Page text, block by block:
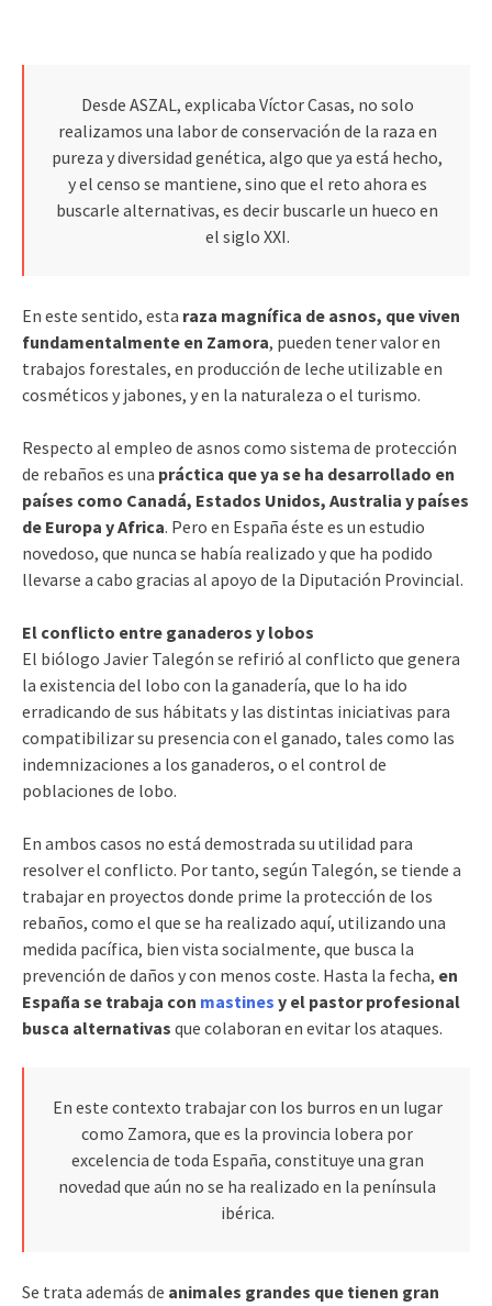
Desde ASZAL, explicaba Víctor Casas, no solo
realizamos una labor de conservación de la raza en
pureza y diversidad genética, algo que ya está hecho,
y el censo se mantiene, sino que el reto ahora es
buscarle alternativas, es decir buscarle un hueco en
el siglo XXI.
En este sentido, esta raza magnífica de asnos, que viven
fundamentalmente en Zamora, pueden tener valor en
trabajos forestales, en producción de leche utilizable en
cosméticos y jabones, y en la naturaleza o el turismo.
Respecto al empleo de asnos como sistema de protección
de rebaños es una práctica que ya se ha desarrollado en
países como Canadá, Estados Unidos, Australia y países
de Europa y Africa. Pero en España éste es un estudio
novedoso, que nunca se había realizado y que ha podido
llevarse a cabo gracias al apoyo de la Diputación Provincial.
El conflicto entre ganaderos y lobos
El biólogo Javier Talegón se refirió al conflicto que genera
la existencia del lobo con la ganadería, que lo ha ido
erradicando de sus hábitats y las distintas iniciativas para
compatibilizar su presencia con el ganado, tales como las
indemnizaciones a los ganaderos, o el control de
poblaciones de lobo.
En ambos casos no está demostrada su utilidad para
resolver el conflicto. Por tanto, según Talegón, se tiende a
trabajar en proyectos donde prime la protección de los
rebaños, como el que se ha realizado aquí, utilizando una
medida pacífica, bien vista socialmente, que busca la
prevención de daños y con menos coste. Hasta la fecha, en
España se trabaja con mastines y el pastor profesional
busca alternativas que colaboran en evitar los ataques.
En este contexto trabajar con los burros en un lugar
como Zamora, que es la provincia lobera por
excelencia de toda España, constituye una gran
novedad que aún no se ha realizado en la península
ibérica.
Se trata además de animales grandes que tienen gran